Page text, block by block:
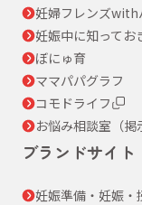
妊婦フレンズwith
妊娠中に知ってお
ぼにゅ育
ママパパグラフ
コモドライフ
お悩み相談室（掲
ブランドサイト
妊娠準備・妊娠・